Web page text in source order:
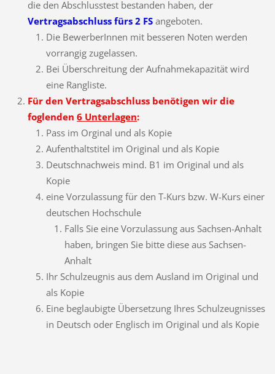
die den Abschlusstest bestanden haben, der
Vertragsabschluss fürs 2 FSangeboten.
Die BewerberInnen mit besseren Noten werden
vorrangig zugelassen.
Bei Überschreitung der Aufnahmekapazität wird
eine Rangliste.
Für den Vertragsabschluss benötigen wir die
foglenden 6 Unterlagen:
Pass im Orginal und als Kopie
Aufenthaltstitel im Original und als Kopie
Deutschnachweis mind. B1 im Original und als
Kopie
eine Vorzulassung für den T-Kurs bzw. W-Kurs einer
deutschen Hochschule
Falls Sie eine Vorzulassung aus Sachsen-Anhalt
haben, bringen Sie bitte diese aus Sachsen-
Anhalt
Ihr Schulzeugnis aus dem Ausland im Original und
als Kopie
Eine beglaubigte Übersetzung Ihres Schulzeugnisses
in Deutsch oder Englisch im Original und als Kopie